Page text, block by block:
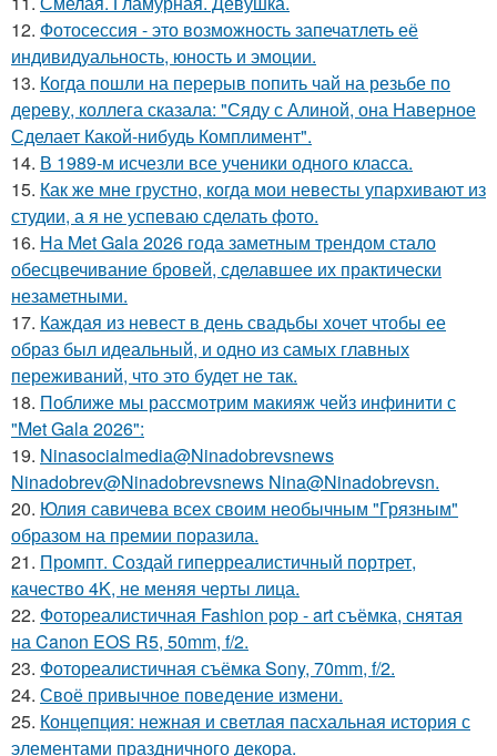
12. Фотосессия - это возможность запечатлеть её
индивидуальность, юность и эмоции.
13. Когда пошли на перерыв попить чай на резьбе по
дереву, коллега сказала: "Сяду с Алиной, она Наверное
Сделает Какой-нибудь Комплимент".
14. В 1989-м исчезли все ученики одного класса.
15. Как же мне грустно, когда мои невесты упархивают из
студии, а я не успеваю сделать фото.
16. На Met Gala 2026 года заметным трендом стало
обесцвечивание бровей, сделавшее их практически
незаметными.
17. Каждая из невест в день свадьбы хочет чтобы ее
образ был идеальный, и одно из самых главных
переживаний, что это будет не так.
18. Поближе мы рассмотрим макияж чейз инфинити с
"Met Gala 2026":
19. Ninasocialmedia@Ninadobrevsnews
Ninadobrev@Ninadobrevsnews Nina@Ninadobrevsn.
20. Юлия савичева всех своим необычным "Грязным"
образом на премии поразила.
21. Промпт. Создай гиперреалистичный портрет,
качество 4K, не меняя черты лица.
22. Фотореалистичная Fashion pop - art съёмка, снятая
на Canon EOS R5, 50mm, f/2.
23. Фотореалистичная съёмка Sony, 70mm, f/2.
24. Своё привычное поведение измени.
25. Концепция: нежная и светлая пасхальная история с
элементами праздничного декора.